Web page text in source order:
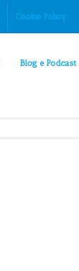
Cookie Policy
Blog e Podcast